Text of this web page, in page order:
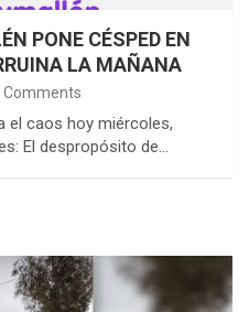
PONE CÉSPED EN
LA MAÑANA
Comments
el caos hoy miércoles,
El despropósito de…